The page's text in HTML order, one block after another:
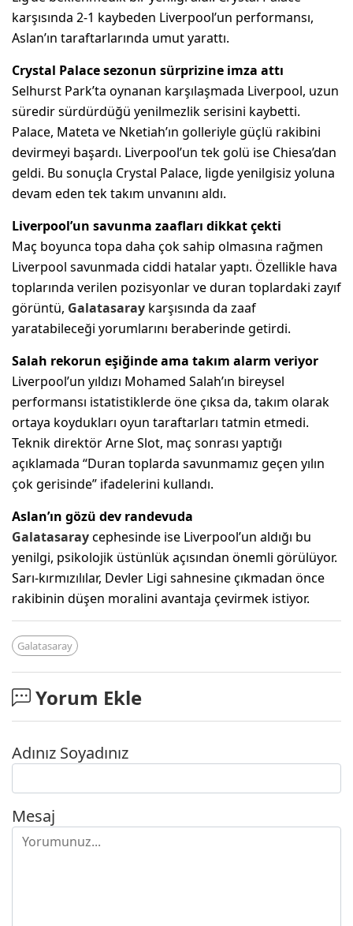
karşısında 2-1 kaybeden Liverpool’un performansı,
Aslan’ın taraftarlarında umut yarattı.
Crystal Palace sezonun sürprizine imza attı
Selhurst Park’ta oynanan karşılaşmada Liverpool, uzun
süredir sürdürdüğü yenilmezlik serisini kaybetti.
Palace, Mateta ve Nketiah’ın golleriyle güçlü rakibini
devirmeyi başardı. Liverpool’un tek golü ise Chiesa’dan
geldi. Bu sonuçla Crystal Palace, ligde yenilgisiz yoluna
devam eden tek takım unvanını aldı.
Liverpool’un savunma zaafları dikkat çekti
Maç boyunca topa daha çok sahip olmasına rağmen
Liverpool savunmada ciddi hatalar yaptı. Özellikle hava
toplarında verilen pozisyonlar ve duran toplardaki zayıf
görüntü, Galatasaray karşısında da zaaf
yaratabileceği yorumlarını beraberinde getirdi.
Salah rekorun eşiğinde ama takım alarm veriyor
Liverpool’un yıldızı Mohamed Salah’ın bireysel
performansı istatistiklerde öne çıksa da, takım olarak
ortaya koydukları oyun taraftarları tatmin etmedi.
Teknik direktör Arne Slot, maç sonrası yaptığı
açıklamada “Duran toplarda savunmamız geçen yılın
çok gerisinde” ifadelerini kullandı.
Aslan’ın gözü dev randevuda
Galatasaraycephesinde ise Liverpool’un aldığı bu
yenilgi, psikolojik üstünlük açısından önemli görülüyor.
Sarı-kırmızılılar, Devler Ligi sahnesine çıkmadan önce
rakibinin düşen moralini avantaja çevirmek istiyor.
Galatasaray
Yorum Ekle
Adınız Soyadınız
Mesaj